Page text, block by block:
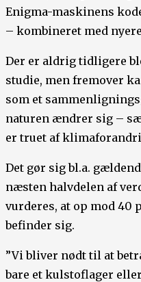
Enigma-maskinens
– kombineret med
Der er aldrig tidligere
studie, men fremover
som et
naturen ændrer sig –
er truet af
Det gør sig bl.a.
næsten halvdelen af
vurderes, at op mod 40
befinder sig.
”Vi bliver nødt til at
bare et kulstoflager